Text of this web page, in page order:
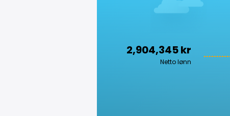
2,904,345 kr
Netto lønn